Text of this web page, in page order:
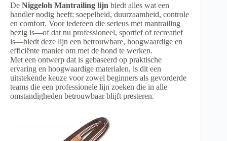
De Niggeloh Mantrailing lijn biedt alles wat een
handler nodig heeft: soepelheid, duurzaamheid, controle
en comfort. Voor iedereen die serieus met mantrailing
bezig is—of dat nu professioneel, sportief of recreatief
is—biedt deze lijn een betrouwbare, hoogwaardige en
efficiënte manier om met de hond te werken.
Met een ontwerp dat is gebaseerd op praktische
ervaring en hoogwaardige materialen, is dit een
uitstekende keuze voor zowel beginners als gevorderde
teams die een professionele lijn zoeken die in alle
omstandigheden betrouwbaar blijft presteren.